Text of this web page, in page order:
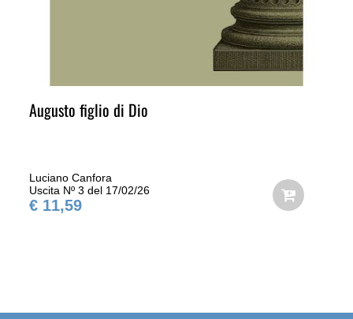
Augusto figlio di Dio
Luciano Canfora
Uscita Nº 3 del 17/02/26
€ 11,59